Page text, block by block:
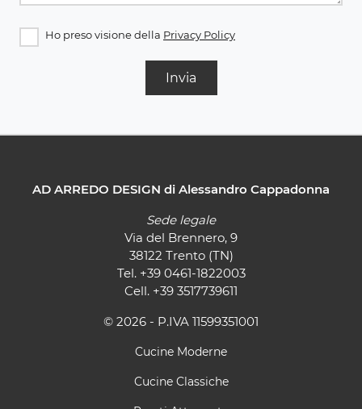
Ho preso visione della Privacy Policy
Invia
AD ARREDO DESIGN di Alessandro Cappadonna
Sede legale
Via del Brennero, 9
38122 Trento (TN)
Tel. +39 0461-1822003
Cell. +39 3517739611
© 2026 - P.IVA 11599351001
Cucine Moderne
Cucine Classiche